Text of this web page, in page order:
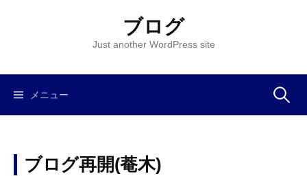
ツ
ブログ
Just another WordPress site
メニュー 検
ブログ再開(菴木)